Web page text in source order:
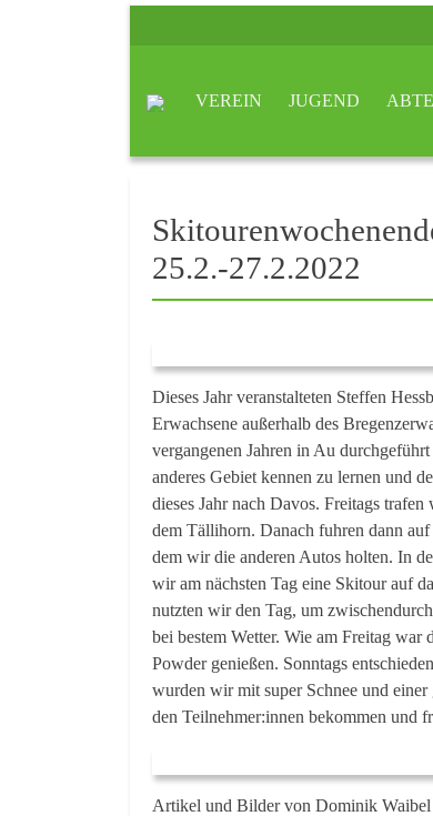
VEREIN JUGEND
25.2.-27.2.2022
Dieses Jahr veranstalteten Steffen
Erwachsene außerhalb des
vergangenen Jahren in Au
anderes Gebiet kennen zu lernen und
dieses Jahr nach Davos. Freitags
dem Tällihorn. Danach fuhren dann
dem wir die anderen Autos holten. In
wir am nächsten Tag eine Skitour auf
nutzten wir den Tag, um
bei bestem Wetter. Wie am Freitag war
Powder genießen. Sonntags
wurden wir mit super Schnee und
den Teilnehmer:innen bekommen und
Artikel und Bilder von Dominik Waibel